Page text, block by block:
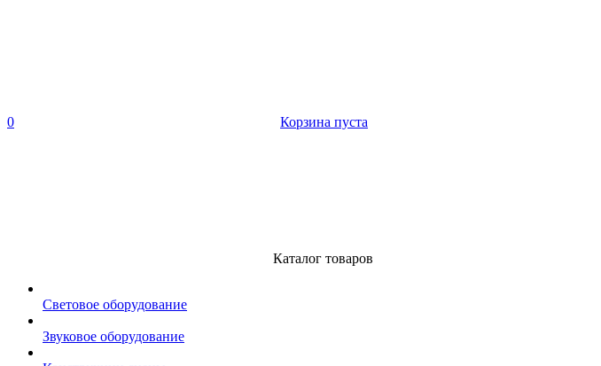
0 Корзина пуста
Каталог товаров
Световое оборудование
Звуковое оборудование